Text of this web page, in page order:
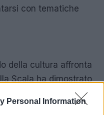
Personal Information
con tematiche
della cultura affronta
Scala ha dimostrato
che ha